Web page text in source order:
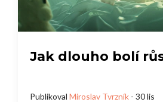
Jak dlouho bolí
Publikoval Miroslav Tvrzník - 30 lis